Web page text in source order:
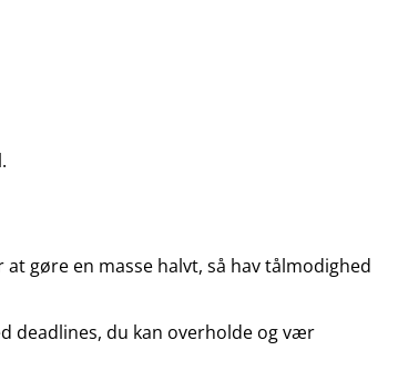
gøre en masse halvt, så hav tålmodighed
deadlines, du kan overholde og vær